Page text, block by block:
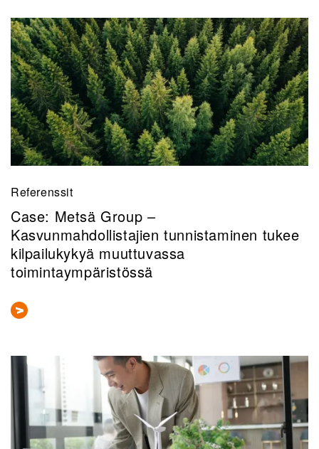
Referenssit
Case: Metsä Group –
Kasvunmahdollistajien tunnistaminen tukee
kilpailukykyä muuttuvassa
toimintaympäristössä